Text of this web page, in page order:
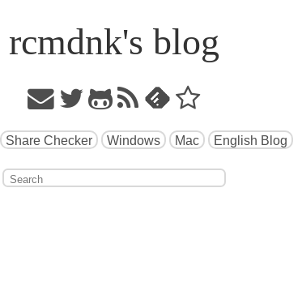
rcmdnk's blog
Share Checker Windows Mac English Blog